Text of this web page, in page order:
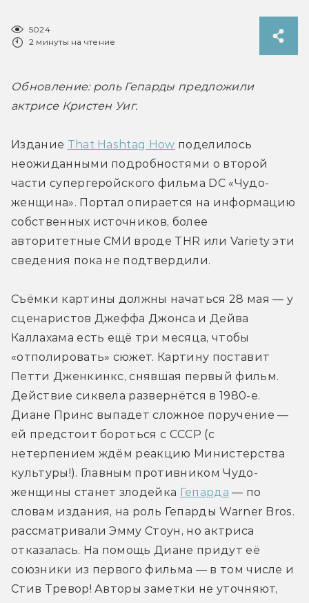
5024
2 минуты на чтение
Обновление: роль Гепарды предложили
актрисе Кристен Уиг.
Издание That Hashtag How поделилось
неожиданными подробностями о второй
части супергеройского фильма DC «Чудо-
женщина». Портал опирается на информацию
собственных источников, более
авторитетные СМИ вроде THR или Variety эти
сведения пока не подтвердили.
Съёмки картины должны начаться 28 мая — у
сценаристов Джеффа Джонса и Дейва
Каллахама есть ещё три месяца, чтобы
«отполировать» сюжет. Картину поставит
Петти Дженкинкс, снявшая первый фильм.
Действие сиквела развернётся в 1980-е.
Диане Принс выпадет сложное поручение —
ей предстоит бороться с СССР (с
нетерпением ждём реакцию Министерства
культуры!). Главным противником Чудо-
женщины станет злодейка Гепарда — по
словам издания, на роль Гепарды Warner Bros.
рассматривали Эмму Стоун, но актриса
отказалась. На помощь Диане придут её
союзники из первого фильма — в том числе и
Стив Тревор! Авторы заметки не уточняют,